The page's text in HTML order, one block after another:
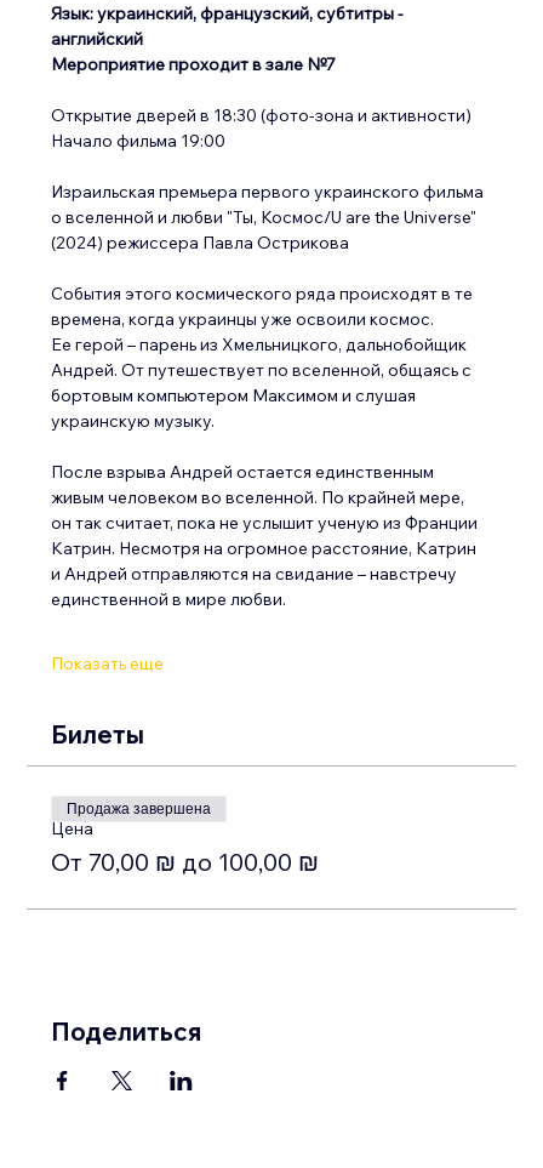
Язык: украинский, французский, субтитры -
английский
Мероприятие проходит в зале №7
Открытие дверей в 18:30 (фото-зона и активности)
Начало фильма 19:00
Израильская премьера первого украинского фильма
о вселенной и любви "Ты, Космос/U are the Universe"
(2024) режиссера Павла Острикова
События этого космического ряда происходят в те
времена, когда украинцы уже освоили космос.
Ее герой – парень из Хмельницкого, дальнобойщик
Андрей. От путешествует по вселенной, общаясь с
бортовым компьютером Максимом и слушая
украинскую музыку.
После взрыва Андрей остается единственным
живым человеком во вселенной. По крайней мере,
он так считает, пока не услышит ученую из Франции
Катрин. Несмотря на огромное расстояние, Катрин
и Андрей отправляются на свидание – навстречу
единственной в мире любви.
Показать еще
Билеты
Цена
От 70,00 ₪ до 100,00 ₪
Продажа завершена
Поделиться